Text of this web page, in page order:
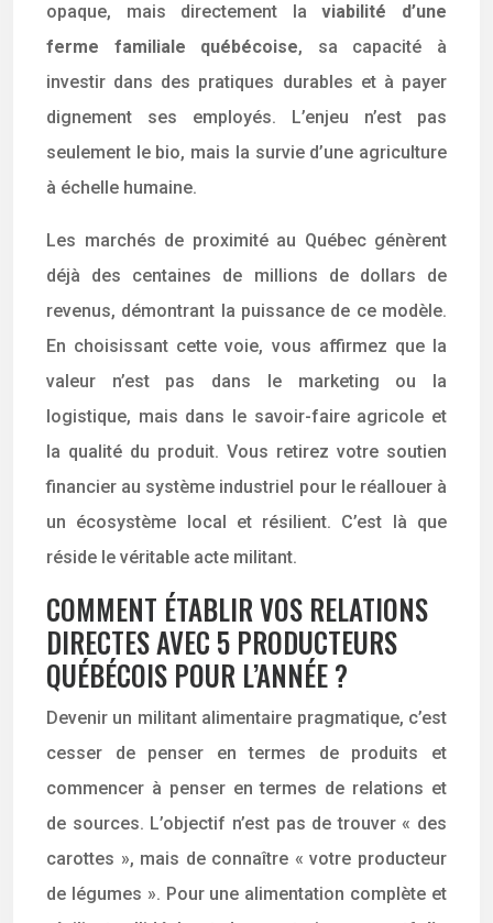
opaque, mais directement laviabilité d’une
ferme familiale québécoise, sa capacité à
investir dans des pratiques durables et à payer
dignement ses employés. L’enjeu n’est pas
seulement le bio, mais la survie d’une agriculture
à échelle humaine.
Les marchés de proximité au Québec génèrent
déjà des centaines de millions de dollars de
revenus, démontrant la puissance de ce modèle.
En choisissant cette voie, vous affirmez que la
valeur n’est pas dans le marketing ou la
logistique, mais dans le savoir-faire agricole et
la qualité du produit. Vous retirez votre soutien
financier au système industriel pour le réallouer à
un écosystème local et résilient. C’est là que
réside le véritable acte militant.
COMMENT ÉTABLIR VOS RELATIONS
DIRECTES AVEC 5 PRODUCTEURS
QUÉBÉCOIS POUR L’ANNÉE ?
Devenir un militant alimentaire pragmatique, c’est
cesser de penser en termes de produits et
commencer à penser en termes de relations et
de sources. L’objectif n’est pas de trouver « des
carottes », mais de connaître « votre producteur
de légumes ». Pour une alimentation complète et